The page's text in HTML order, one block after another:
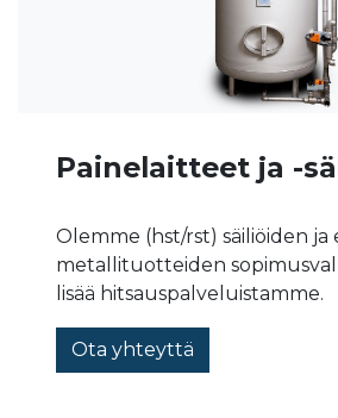
Painelaitteet ja -
Olemme (hst/rst) säiliöiden ja
metallituotteiden
lisää hitsauspalveluistamme.
Ota yhteyttä